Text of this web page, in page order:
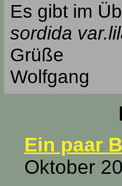
Es gibt im
sordida
Grüße
Wolfgang
Ein paar
Oktober